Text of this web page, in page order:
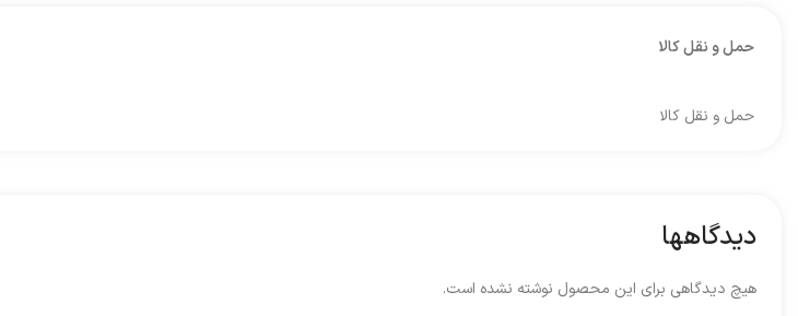
حمل و نقل کالا
حمل و نقل کالا
دیدگاهها
هیچ دیدگاهی برای این محصول نوشته نشده است.